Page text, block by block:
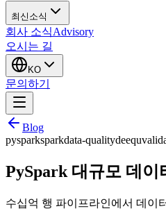
최신소식
회사 소식Advisory
오시는 길
KO
문의하기
Blog
pysparksparkdata-qualitydeequ
PySpark 대규모 데
수십억 행 파이프라인에서 데이